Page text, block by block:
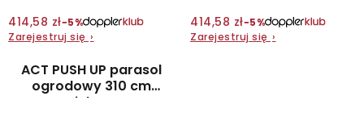
414,58 zł−5%
Zarejestruj się ›
414,58 zł−5%
Zarejestruj się ›
ACT PUSH UP parasol
ogrodowy 310 cm
zielony